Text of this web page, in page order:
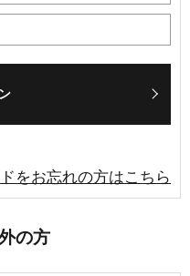
をお忘れの方はこちら
の方